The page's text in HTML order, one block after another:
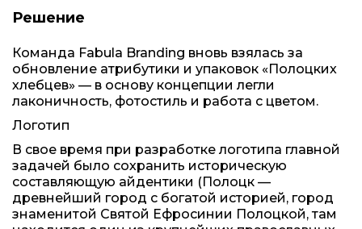
Решение
Команда Fabula Branding вновь взялась за
обновление атрибутики и упаковок «Полоцких
хлебцев» — в основу концепции легли
лаконичность, фотостиль и работа с цветом.
Логотип
В свое время при разработке логотипа главной
задачей было сохранить историческую
составляющую айдентики (Полоцк —
древнейший город с богатой историей, город
знаменитой Святой Ефросинии Полоцкой, там